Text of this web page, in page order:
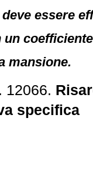
essere
mansione.
12066.
specifica